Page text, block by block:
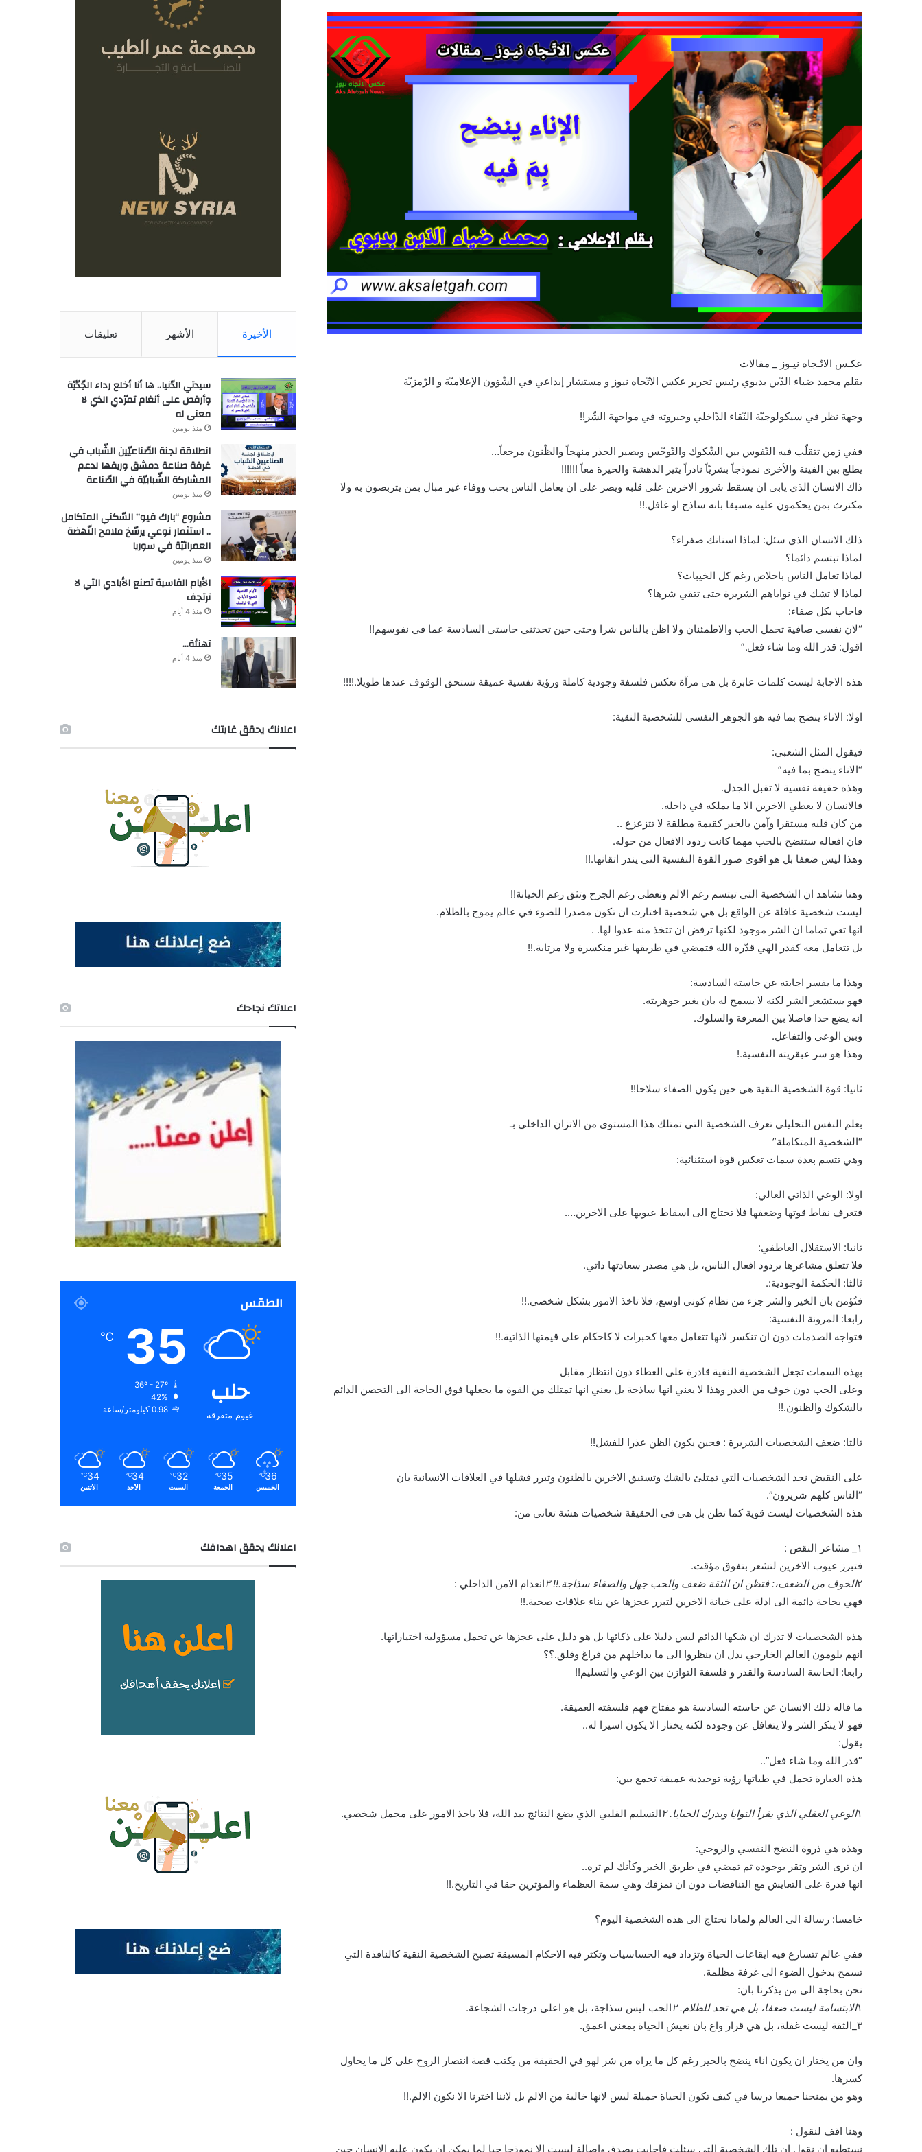
عكـس الاتّـجاه نيـوز _ مقالات
بقلم محمد ضياء الدّين بديوي رئيس تحرير عكس الاتّجاه نيوز و مستشار إبداعي في الشّؤون الإعلاميّة و الرّمزيّة
وجهة نظر في سيكولوجيّة النّقاء الدّاخلي وجبروته في مواجهة الشّر!!
ففي زمن تتقلّب فيه النّفوس بين الشّكوك والتّوجّس ويصير الحذر منهجاً والظّنون مرجعاً…
يطلع بين الفينة والأخرى نموذجاً بشريّاً نادراً يثير الدهشة والحيرة معاً !!!!!!
ذاك الانسان الذي يابى ان يسقط شرور الاخرين على قلبه ويصر على ان يعامل الناس بحب ووفاء غير مبال بمن يتربصون به ولا
مكترث بمن يحكمون عليه مسبقا بانه ساذج او غافل.!!
ذلك الانسان الذي سئل: لماذا اسنانك صفراء؟
لماذا تبتسم دائما؟
لماذا تعامل الناس باخلاص رغم كل الخيبات؟
لماذا لا تشك في نواياهم الشريرة حتى تتقي شرها؟
فاجاب بكل صفاء:
“لان نفسي صافية تحمل الحب والاطمئنان ولا اظن بالناس شرا وحتى حين تحدثني حاستي السادسة عما في نفوسهم!!
اقول: قدر الله وما شاء فعل.”
هذه الاجابة ليست كلمات عابرة بل هي مرآة تعكس فلسفة وجودية كاملة ورؤية نفسية عميقة تستحق الوقوف عندها طويلا.!!!!
اولا: الاناء ينضح بما فيه هو الجوهر النفسي للشخصية النقية:
فيقول المثل الشعبي:
“الاناء ينضح بما فيه”
وهذه حقيقة نفسية لا تقبل الجدل.
فالانسان لا يعطي الاخرين الا ما يملكه في داخله.
من كان قلبه مستقرا وآمن بالخير كقيمة مطلقة لا تتزعزع ..
فان افعاله ستنضح بالحب مهما كانت ردود الافعال من حوله.
وهذا ليس ضعفا بل هو اقوى صور القوة النفسية التي يندر اتقانها.!!
وهنا نشاهد ان الشخصية التي تبتسم رغم الالم وتعطي رغم الجرح وتثق رغم الخيانة!!
ليست شخصية غافلة عن الواقع بل هي شخصية اختارت ان تكون مصدرا للضوء في عالم يموج بالظلام.
انها تعي تماما ان الشر موجود لكنها ترفض ان تتخذ منه عدوا لها. .
بل تتعامل معه كقدر الهي قدّره الله فتمضي في طريقها غير منكسرة ولا مرتابة.!!
وهذا ما يفسر اجابته عن حاسته السادسة:
فهو يستشعر الشر لكنه لا يسمح له بان يغير جوهريته.
انه يضع حدا فاصلا بين المعرفة والسلوك.
وبين الوعي والتفاعل.
وهذا هو سر عبقريته النفسية.!
ثانيا: قوة الشخصية النقية هي حين يكون الصفاء سلاحا!!
بعلم النفس التحليلي تعرف الشخصية التي تمتلك هذا المستوى من الاتزان الداخلي بـ
“الشخصية المتكاملة”
وهي تتسم بعدة سمات تعكس قوة استثنائية:
اولا: الوعي الذاتي العالي:
فتعرف نقاط قوتها وضعفها فلا تحتاج الى اسقاط عيوبها على الاخرين….
ثانيا: الاستقلال العاطفي:
فلا تتعلق مشاعرها بردود افعال الناس، بل هي مصدر سعادتها ذاتي.
ثالثا: الحكمة الوجودية:.
فتُؤمن بان الخير والشر جزء من نظام كوني اوسع، فلا تاخذ الامور بشكل شخصي.!!
رابعا: المرونة النفسية:
فتواجه الصدمات دون ان تنكسر لانها تتعامل معها كخبرات لا كاحكام على قيمتها الذاتية.!!
بهذه السمات تجعل الشخصية النقية قادرة على العطاء دون انتظار مقابل
وعلى الحب دون خوف من الغدر وهذا لا يعني انها ساذجة بل يعني انها تمتلك من القوة ما يجعلها فوق الحاجة الى التحصن الدائم
بالشكوك والظنون.!!
ثالثا: ضعف الشخصيات الشريرة : فحين يكون الظن عذرا للفشل!!
على النقيض نجد الشخصيات التي تمتلئ بالشك وتستبق الاخرين بالظنون وتبرر فشلها في العلاقات الانسانية بان
“الناس كلهم شريرون”.
هذه الشخصيات ليست قوية كما تظن بل هي في الحقيقة شخصيات هشة تعاني من:
١_ مشاعر النقص :
فتبرز عيوب الاخرين لتشعر بتفوق مؤقت.
٢الخوف من الضعف،: فتظن ان الثقة ضعف والحب جهل والصفاء سذاجة.!! ٣ انعدام الامن الداخلي :
فهي بحاجة دائمة الى ادلة على خيانة الاخرين لتبرر عجزها عن بناء علاقات صحية.!!
هذه الشخصيات لا تدرك ان شكها الدائم ليس دليلا على ذكائها بل هو دليل على عجزها عن تحمل مسؤولية اختياراتها.
انهم يلومون العالم الخارجي بدل ان ينظروا الى ما بداخلهم من فراغ وقلق.؟؟
رابعا: الحاسة السادسة والقدر و فلسفة التوازن بين الوعي والتسليم!!
ما قاله ذلك الانسان عن حاسته السادسة هو مفتاح فهم فلسفته العميقة.
فهو لا ينكر الشر ولا يتغافل عن وجوده لكنه يختار الا يكون اسيرا له..
يقول:
“قدر الله وما شاء فعل”..
هذه العبارة تحمل في طياتها رؤية توحيدية عميقة تجمع بين:
١الوعي العقلي الذي يقرأ النوايا ويدرك الخبايا. ٢ التسليم القلبي الذي يضع النتائج بيد الله، فلا ياخذ الامور على محمل شخصي.
وهذه هي ذروة النضج النفسي والروحي:
ان ترى الشر وتقر بوجوده ثم تمضي في طريق الخير وكأنك لم تره..
انها قدرة على التعايش مع التناقضات دون ان تمزقك وهي سمة العظماء والمؤثرين حقا في التاريخ.!!
خامسا: رسالة الى العالم ولماذا نحتاج الى هذه الشخصية اليوم؟
ففي عالم تتسارع فيه ايقاعات الحياة وتزداد فيه الحساسيات وتكثر فيه الاحكام المسبقة تصبح الشخصية النقية كالنافذة التي
تسمح بدخول الضوء الى غرفة مظلمة.
نحن بحاجة الى من يذكرنا بان:
١الابتسامة ليست ضعفا، بل هي تحد للظلام. ٢ الحب ليس سذاجة، بل هو اعلى درجات الشجاعة.
٣_الثقة ليست غفلة، بل هي قرار واع بان نعيش الحياة بمعنى اعمق.
وان من يختار ان يكون اناء ينضح بالخير رغم كل ما يراه من شر لهو في الحقيقة من يكتب قصة انتصار الروح على كل ما يحاول
كسرها.
وهو من يمنحنا جميعا درسا في كيف تكون الحياة جميلة ليس لانها خالية من الالم بل لاننا اخترنا الا نكون الالم.!!
وهنا اقف لنقول :
نستطيع ان نقول ان تلك الشخصية التي سئلت فاجابت بصدق واصالة ليست الا نموذجا حيا لما يمكن ان يكون عليه الانسان حين
الأخيرة الأشهر تعليقات
سيدتي الدّنيا.. ها أنا أخلع رداء الجّدّيّة
وأرقص على أنغام تمرّدي الذي لا
معنى له
منذ يومين
انطلاقة لجنة الصّناعيّين الشّباب في
غرفة صناعة دمشق وريفها لدعم
المشاركة الشّبابيّة في الصّناعة
منذ يومين
مشروع “بارك فيو” السّكني المتكامل
.. استثمار نوعي يرسّخ ملامح النّهضة
العمرانيّة في سوريا
منذ يومين
الأيام القاسية تصنع الأيادي التي لا
ترتجف
منذ 4 أيام
تهنئة…
منذ 4 أيام
اعلانك يحقق غايتك
اعلاتك نجاحك
الطقس
حلب
غيوم متفرقة
35
℃
42%
0.98 كيلومتر/ساعة
36
℃
الخميس
35
℃
الجمعة
32
℃
السبت
34
℃
الأحد
34
℃
الأثنين
اعلانك يحقق اهدافك